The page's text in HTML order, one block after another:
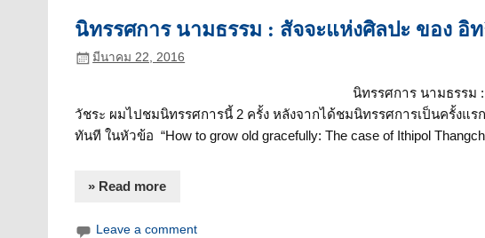
นิทรรศการ นามธรรม : สัจจะแห่งศิลปะ ของ อิ
มีนาคม 22, 2016
นิทรรศการ นามธรรม
วัชระ ผมไปชมนิทรรศการนี้ 2 ครั้ง หลังจากได้ชมนิทรรศการเป็นครั้ง
ทันที ในหัวข้อ “How to grow old gracefully: The case of Ithipol
» Read more
Leave a comment